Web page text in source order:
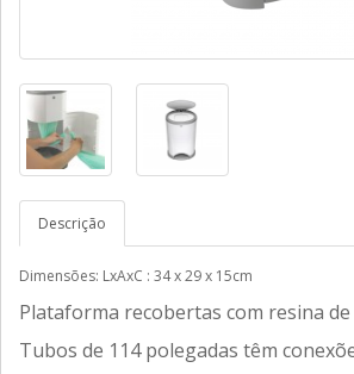
Descrição
Dimensões: LxAxC : 34 x 29 x 15cm
Plataforma recobertas com resina de
Tubos de 114 polegadas têm